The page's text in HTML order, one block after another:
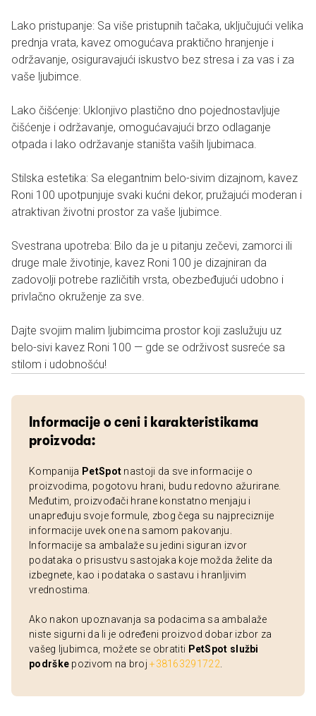
Lako pristupanje: Sa više pristupnih tačaka, uključujući velika
prednja vrata, kavez omogućava praktično hranjenje i
održavanje, osiguravajući iskustvo bez stresa i za vas i za
vaše ljubimce.
Lako čišćenje: Uklonjivo plastično dno pojednostavljuje
čišćenje i održavanje, omogućavajući brzo odlaganje
otpada i lako održavanje staništa vaših ljubimaca.
Stilska estetika: Sa elegantnim belo-sivim dizajnom, kavez
Roni 100 upotpunjuje svaki kućni dekor, pružajući moderan i
atraktivan životni prostor za vaše ljubimce.
Svestrana upotreba: Bilo da je u pitanju zečevi, zamorci ili
druge male životinje, kavez Roni 100 je dizajniran da
zadovolji potrebe različitih vrsta, obezbeđujući udobno i
privlačno okruženje za sve.
Dajte svojim malim ljubimcima prostor koji zaslužuju uz
belo-sivi kavez Roni 100 — gde se održivost susreće sa
stilom i udobnošću!
Informacije o ceni i karakteristikama
proizvoda:
Kompanija PetSpot nastoji da sve informacije o
proizvodima, pogotovu hrani, budu redovno ažurirane.
Međutim, proizvođači hrane konstatno menjaju i
unapređuju svoje formule, zbog čega su najpreciznije
informacije uvek one na samom pakovanju.
Informacije sa ambalaže su jedini siguran izvor
podataka o prisustvu sastojaka koje možda želite da
izbegnete, kao i podataka o sastavu i hranljivim
vrednostima.
Ako nakon upoznavanja sa podacima sa ambalaže
niste sigurni da li je određeni proizvod dobar izbor za
vašeg ljubimca, možete se obratiti PetSpot službi
podrške pozivom na broj+38163291722